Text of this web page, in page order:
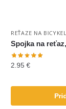
REŤAZE NA
Spojka na
2.95 €